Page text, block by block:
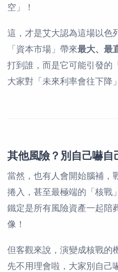
空」！
這，才是艾大認為這場以色
「資本市場」帶來最大、最
打到誰，而是它可能引發的
大家對「未來利率會往下降
其他風險？別自己嚇自
當然，也有人會開始腦補，
捲入，甚至最極端的「核戰
鐵定是所有風險資產一起陪
像！
但客觀來說，演變成核戰的
先不用理會啦，大家別自己